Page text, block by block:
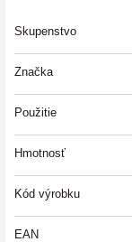
Skupenstvo
Značka
Použitie
Hmotnosť
Kód výrobku
EAN